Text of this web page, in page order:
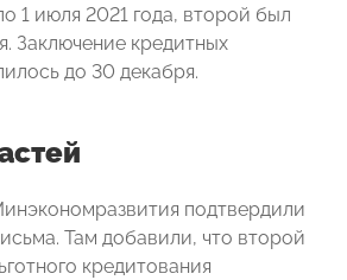
1 июля 2021 года, второй был
Заключение кредитных
до 30 декабря.
подтвердили
Там добавили, что второй
кредитования